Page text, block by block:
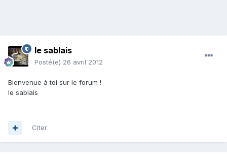
le sablais
Posté(e) 26 avril 2012
Bienvenue à toi sur le forum !
le sablais
Citer